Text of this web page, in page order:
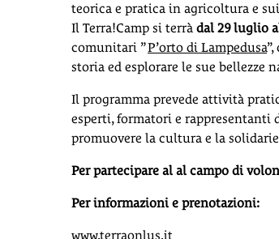
teorica e pratica in agricoltura e
Il Terra!Camp si terrà dal 29 luglio
comunitari ”P’orto di Lampedusa
storia ed esplorare le sue bellezze
Il programma prevede attività
esperti, formatori e rappresentanti
promuovere la cultura e la
Per partecipare al al campo di
Per informazioni e prenotazioni:
www.terraonlus.it